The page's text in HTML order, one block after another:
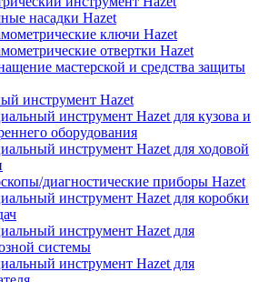
насадки Hazet
ключи Hazet
отвертки Hazet
мастерской и средства защиты
инструмент Hazet
инструмент Hazet для кузова и
оборудования
инструмент Hazet для ходовой
диагностические приборы Hazet
инструмент Hazet для коробки
инструмент Hazet для
системы
инструмент Hazet для